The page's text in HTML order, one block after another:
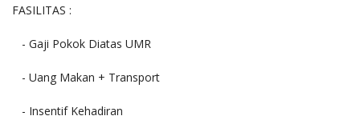
FASILITAS :
- Gaji Pokok Diatas UMR
- Uang Makan + Transport
- Insentif Kehadiran